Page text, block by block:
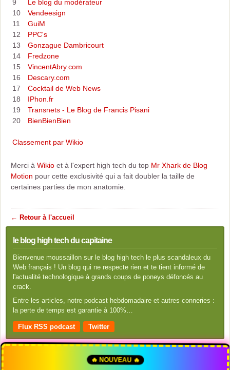
9
Le blog du modérateur
10
Vendeesign
11
GuiM
12
PPC's
13
Gonzague Dambricourt
14
Fredzone
15
VincentAbry.com
16
Descary.com
17
Cocktail de Web News
18
IPhon.fr
19
Transnets - Le Blog de Francis Pisani
20
BienBienBien
Classement par Wikio
Merci à Wikio et à l'expert high tech du top Mr Xhark de Blog
Motion pour cette exclusivité qui a fait doubler la taille de
certaines parties de mon anatomie.
← Retour à l'accueil
le blog high tech du capitaine
Bienvenue moussaillon sur le blog high tech le plus scandaleux du
Web français ! Un blog qui ne respecte rien et te tient informé de
l'actualité technologique à grands coups de poneys défoncés au
crack.
Entre les articles, notre podcast hebdomadaire et autres conneries :
la perte de temps est garantie à 100%…
Flux RSS podcast Twitter
🔥 NOUVEAU 🔥